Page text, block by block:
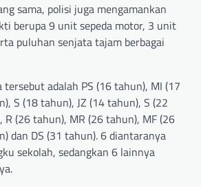
sama, polisi juga mengamankan
berupa 9 unit sepeda motor, 3 unit
puluhan senjata tajam berbagai
tersebut adalah PS (16 tahun), MI (17
S (18 tahun), JZ (14 tahun), S (22
(26 tahun), MR (26 tahun), MF (26
dan DS (31 tahun). 6 diantaranya
sekolah, sedangkan 6 lainnya